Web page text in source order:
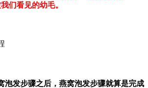
们看见的幼毛。
泡发步骤之后，燕窝泡发步骤就算是完成